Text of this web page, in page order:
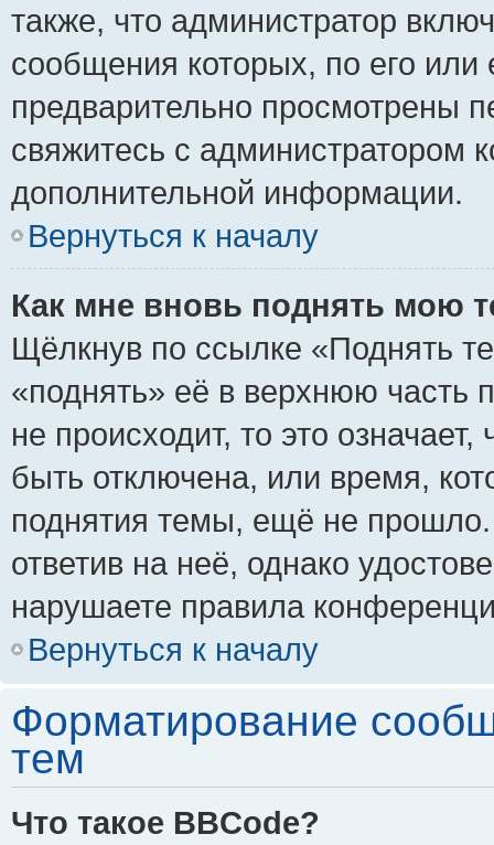
также, что администратор
сообщения которых, по его
предварительно просмотрены
свяжитесь с администратором
дополнительной информации.
Вернуться к началу
Как мне вновь поднять мою
Щёлкнув по ссылке «Поднять
«поднять» её в верхнюю часть
не происходит, то это
быть отключена, или время,
поднятия темы, ещё не
ответив на неё, однако
нарушаете правила
Вернуться к началу
Форматирование
тем
Что такое BBCode?